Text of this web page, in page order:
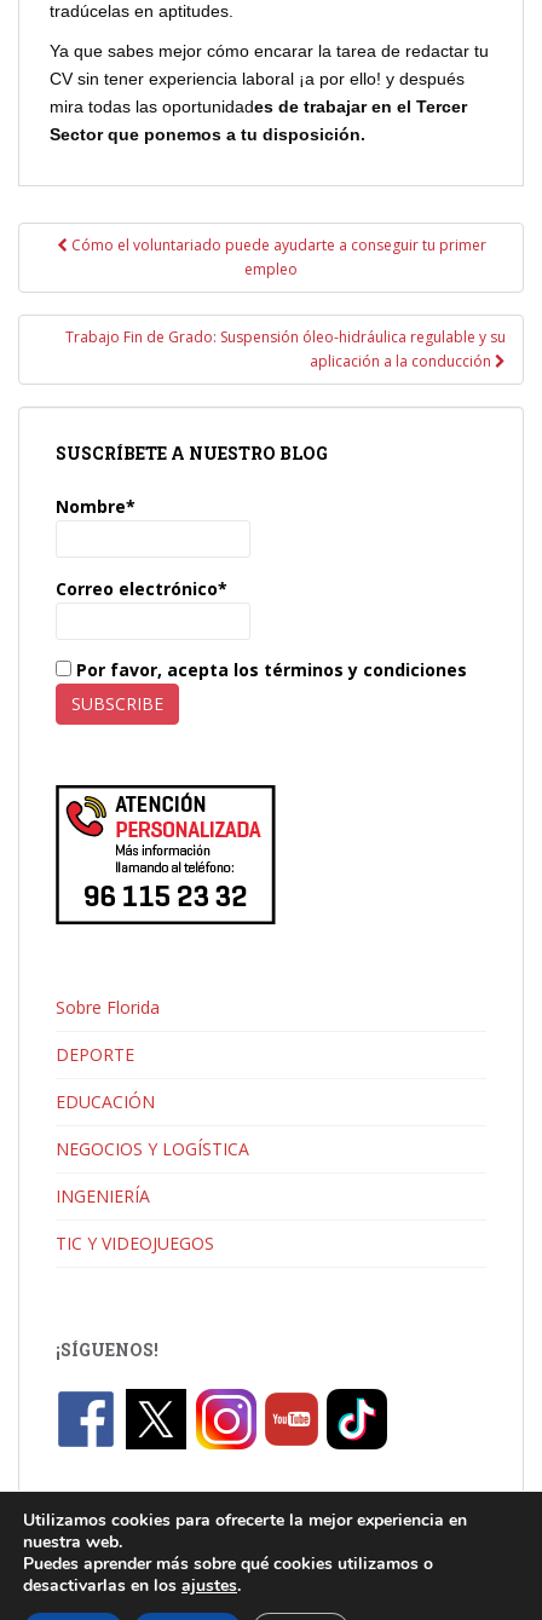
tradúcelas en aptitudes.
Ya que sabes mejor cómo encarar la tarea de redactar tu
CV sin tener experiencia laboral ¡a por ello! y después
mira todas las oportunidades de trabajar en el Tercer
Sector que ponemos a tu disposición.
Navegación
entradas
Cómo el voluntariado puede ayudarte a conseguir tu primer
empleo
Trabajo Fin de Grado: Suspensión óleo-hidráulica regulable y su
aplicación a la conducción
SUSCRÍBETE A NUESTRO BLOG
Nombre*
Correo electrónico*
Por favor, acepta los términos y condiciones
Sobre Florida
DEPORTE
EDUCACIÓN
NEGOCIOS Y LOGÍSTICA
INGENIERÍA
TIC Y VIDEOJUEGOS
¡SÍGUENOS!
C/ Jaume I, Catarroja |info.uni@florida-uni.es
Utilizamos cookies para ofrecerte la mejor experiencia en
nuestra web.
Puedes aprender más sobre qué cookies utilizamos o
desactivarlas en los ajustes.